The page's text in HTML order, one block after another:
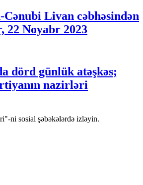
Livan cəbhəsindən
22 Noyabr 2023
dörd günlük atəşkəs;
nazirləri
ni sosial şəbəkələrdə izləyin.